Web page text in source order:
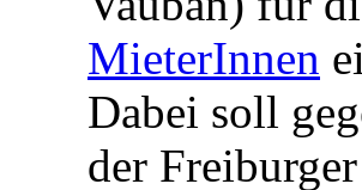
MieterInnen
Dabei soll
der